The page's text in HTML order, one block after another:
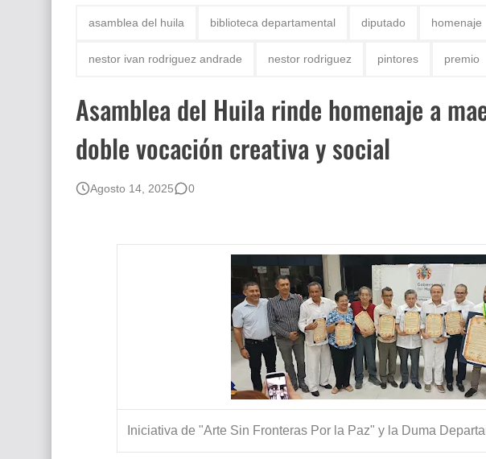
San Valentín Dibujos a Lápiz del 14 de Febrero
Rostros Bellos, La Perfección del Dibujo A Lápiz, Biryulina Vita
Fotos Artísticas de las Actrices de Hollywood Más Bellas del Mundo
El mundo del arte en pintura surrealista
asamblea del huila biblioteca departamental diputado homenaje
nestor ivan rodriguez andrade nestor rodriguez pintores premio
Asamblea del Huila rinde homenaje a
doble vocación creativa y social
Agosto 14, 2025 0
Iniciativa de "Arte Sin Fronteras Por la Paz" y la Duma